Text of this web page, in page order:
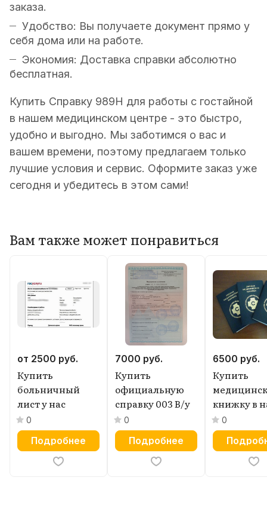
заказа.
Удобство: Вы получаете документ прямо у
себя дома или на работе.
Экономия: Доставка справки абсолютно
бесплатная.
Купить Справку 989Н для работы с гостайной
в нашем медицинском центре - это быстро,
удобно и выгодно. Мы заботимся о вас и
вашем времени, поэтому предлагаем только
лучшие условия и сервис. Оформите заказ уже
сегодня и убедитесь в этом сами!
Вам также может понравиться
от 2500 руб.
Купить
больничный
лист у нас
0
Подробнее
7000 руб.
Купить
официальную
справку 003 В/у
0
Подробнее
6500 руб.
Купить
книжку в
медцентре
0